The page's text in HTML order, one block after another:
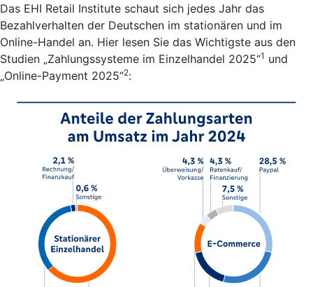
Das EHI Retail Institute schaut sich jedes Jahr das
Bezahlverhalten der Deutschen im stationären und im
Online-Handel an. Hier lesen Sie das Wichtigste aus den
Studien „Zahlungssysteme im Einzelhandel 2025“1 und
„Online-Payment 2025“2: